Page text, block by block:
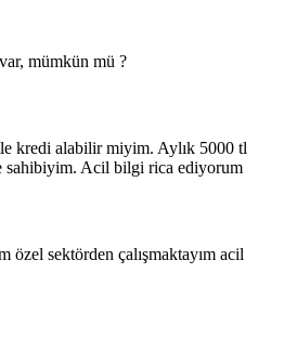
mümkün mü ?
kredi alabilir miyim. Aylık 5000 tl
sahibiyim. Acil bilgi rica ediyorum
özel sektörden çalışmaktayım acil